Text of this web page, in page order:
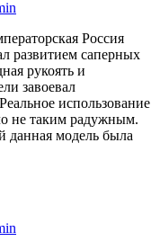
Россия
развитием саперных
рукоять и
завоевал
использование
не таким радужным.
данная модель была